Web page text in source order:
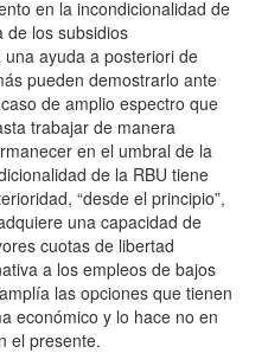
en la incondicionalidad de
de los subsidios
ayuda a posteriori de
pueden demostrarlo ante
de amplio espectro que
trabajar de manera
en el umbral de la
de la RBU tiene
“desde el principio”,
una capacidad de
cuotas de libertad
a los empleos de bajos
las opciones que tienen
económico y lo hace no en
el presente.